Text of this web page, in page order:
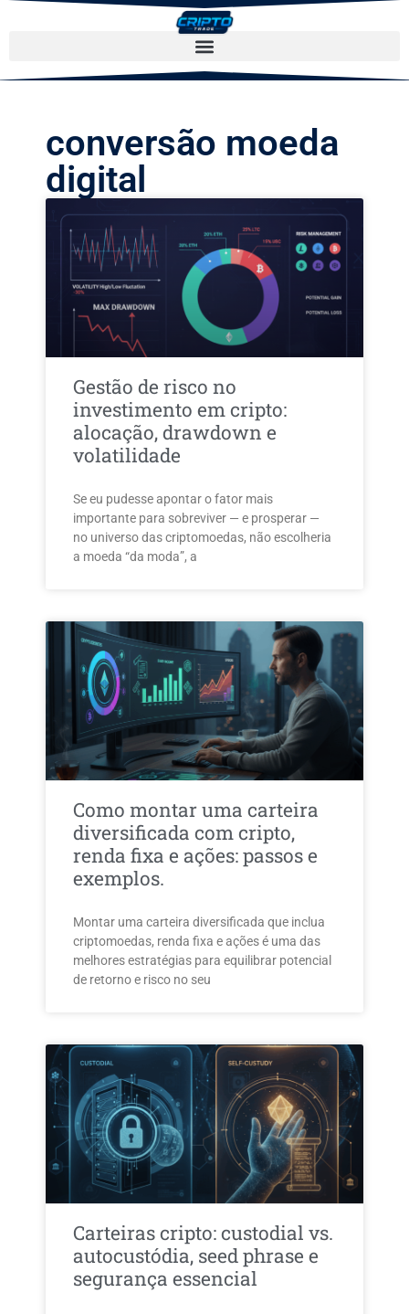
conversão moeda
digital
Gestão de risco no
investimento em cripto:
alocação, drawdown e
volatilidade
Se eu pudesse apontar o fator mais
importante para sobreviver — e prosperar —
no universo das criptomoedas, não escolheria
a moeda “da moda”, a
Como montar uma carteira
diversificada com cripto,
renda fixa e ações: passos e
exemplos.
Montar uma carteira diversificada que inclua
criptomoedas, renda fixa e ações é uma das
melhores estratégias para equilibrar potencial
de retorno e risco no seu
Carteiras cripto: custodial vs.
autocustódia, seed phrase e
segurança essencial